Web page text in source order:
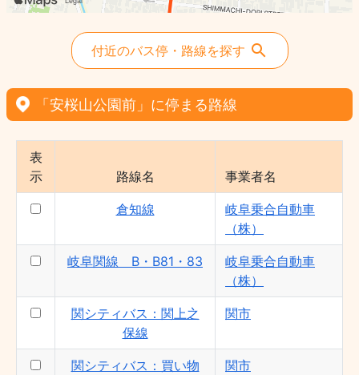
付近のバス停・路線を探す
「安桜山公園前」に停まる路線
表
示
路線名 事業者名
倉知線
岐阜乗合自動車
（株）
岐阜関線 B・B81・83
岐阜乗合自動車
（株）
関シティバス：関上之
保線
関市
関シティバス：買い物
関市